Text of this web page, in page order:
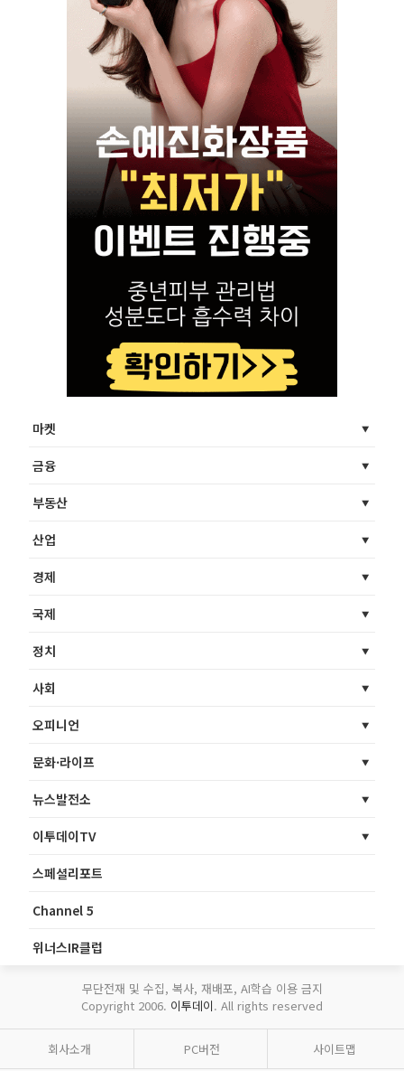
마켓
금융
부동산
산업
경제
국제
정치
사회
오피니언
문화·라이프
뉴스발전소
이투데이TV
스페셜리포트
Channel 5
위너스IR클럽
무단전재 및 수집, 복사, 재배포, AI학습 이용 금지
Copyright 2006. 이투데이. All rights reserved
회사소개 PC버전 사이트맵